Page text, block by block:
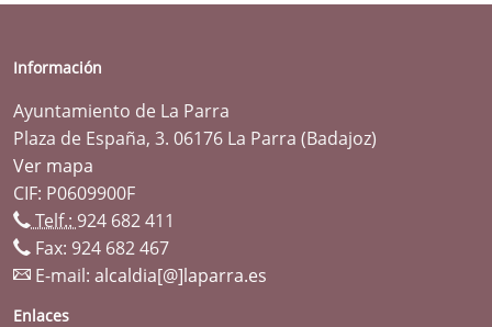
Información
Ayuntamiento de La Parra
Plaza de España, 3. 06176 La Parra (Badajoz)
Ver mapa
CIF: P0609900F
Telf.: 924 682 411
Fax: 924 682 467
E-mail: alcaldia[@]laparra.es
Enlaces